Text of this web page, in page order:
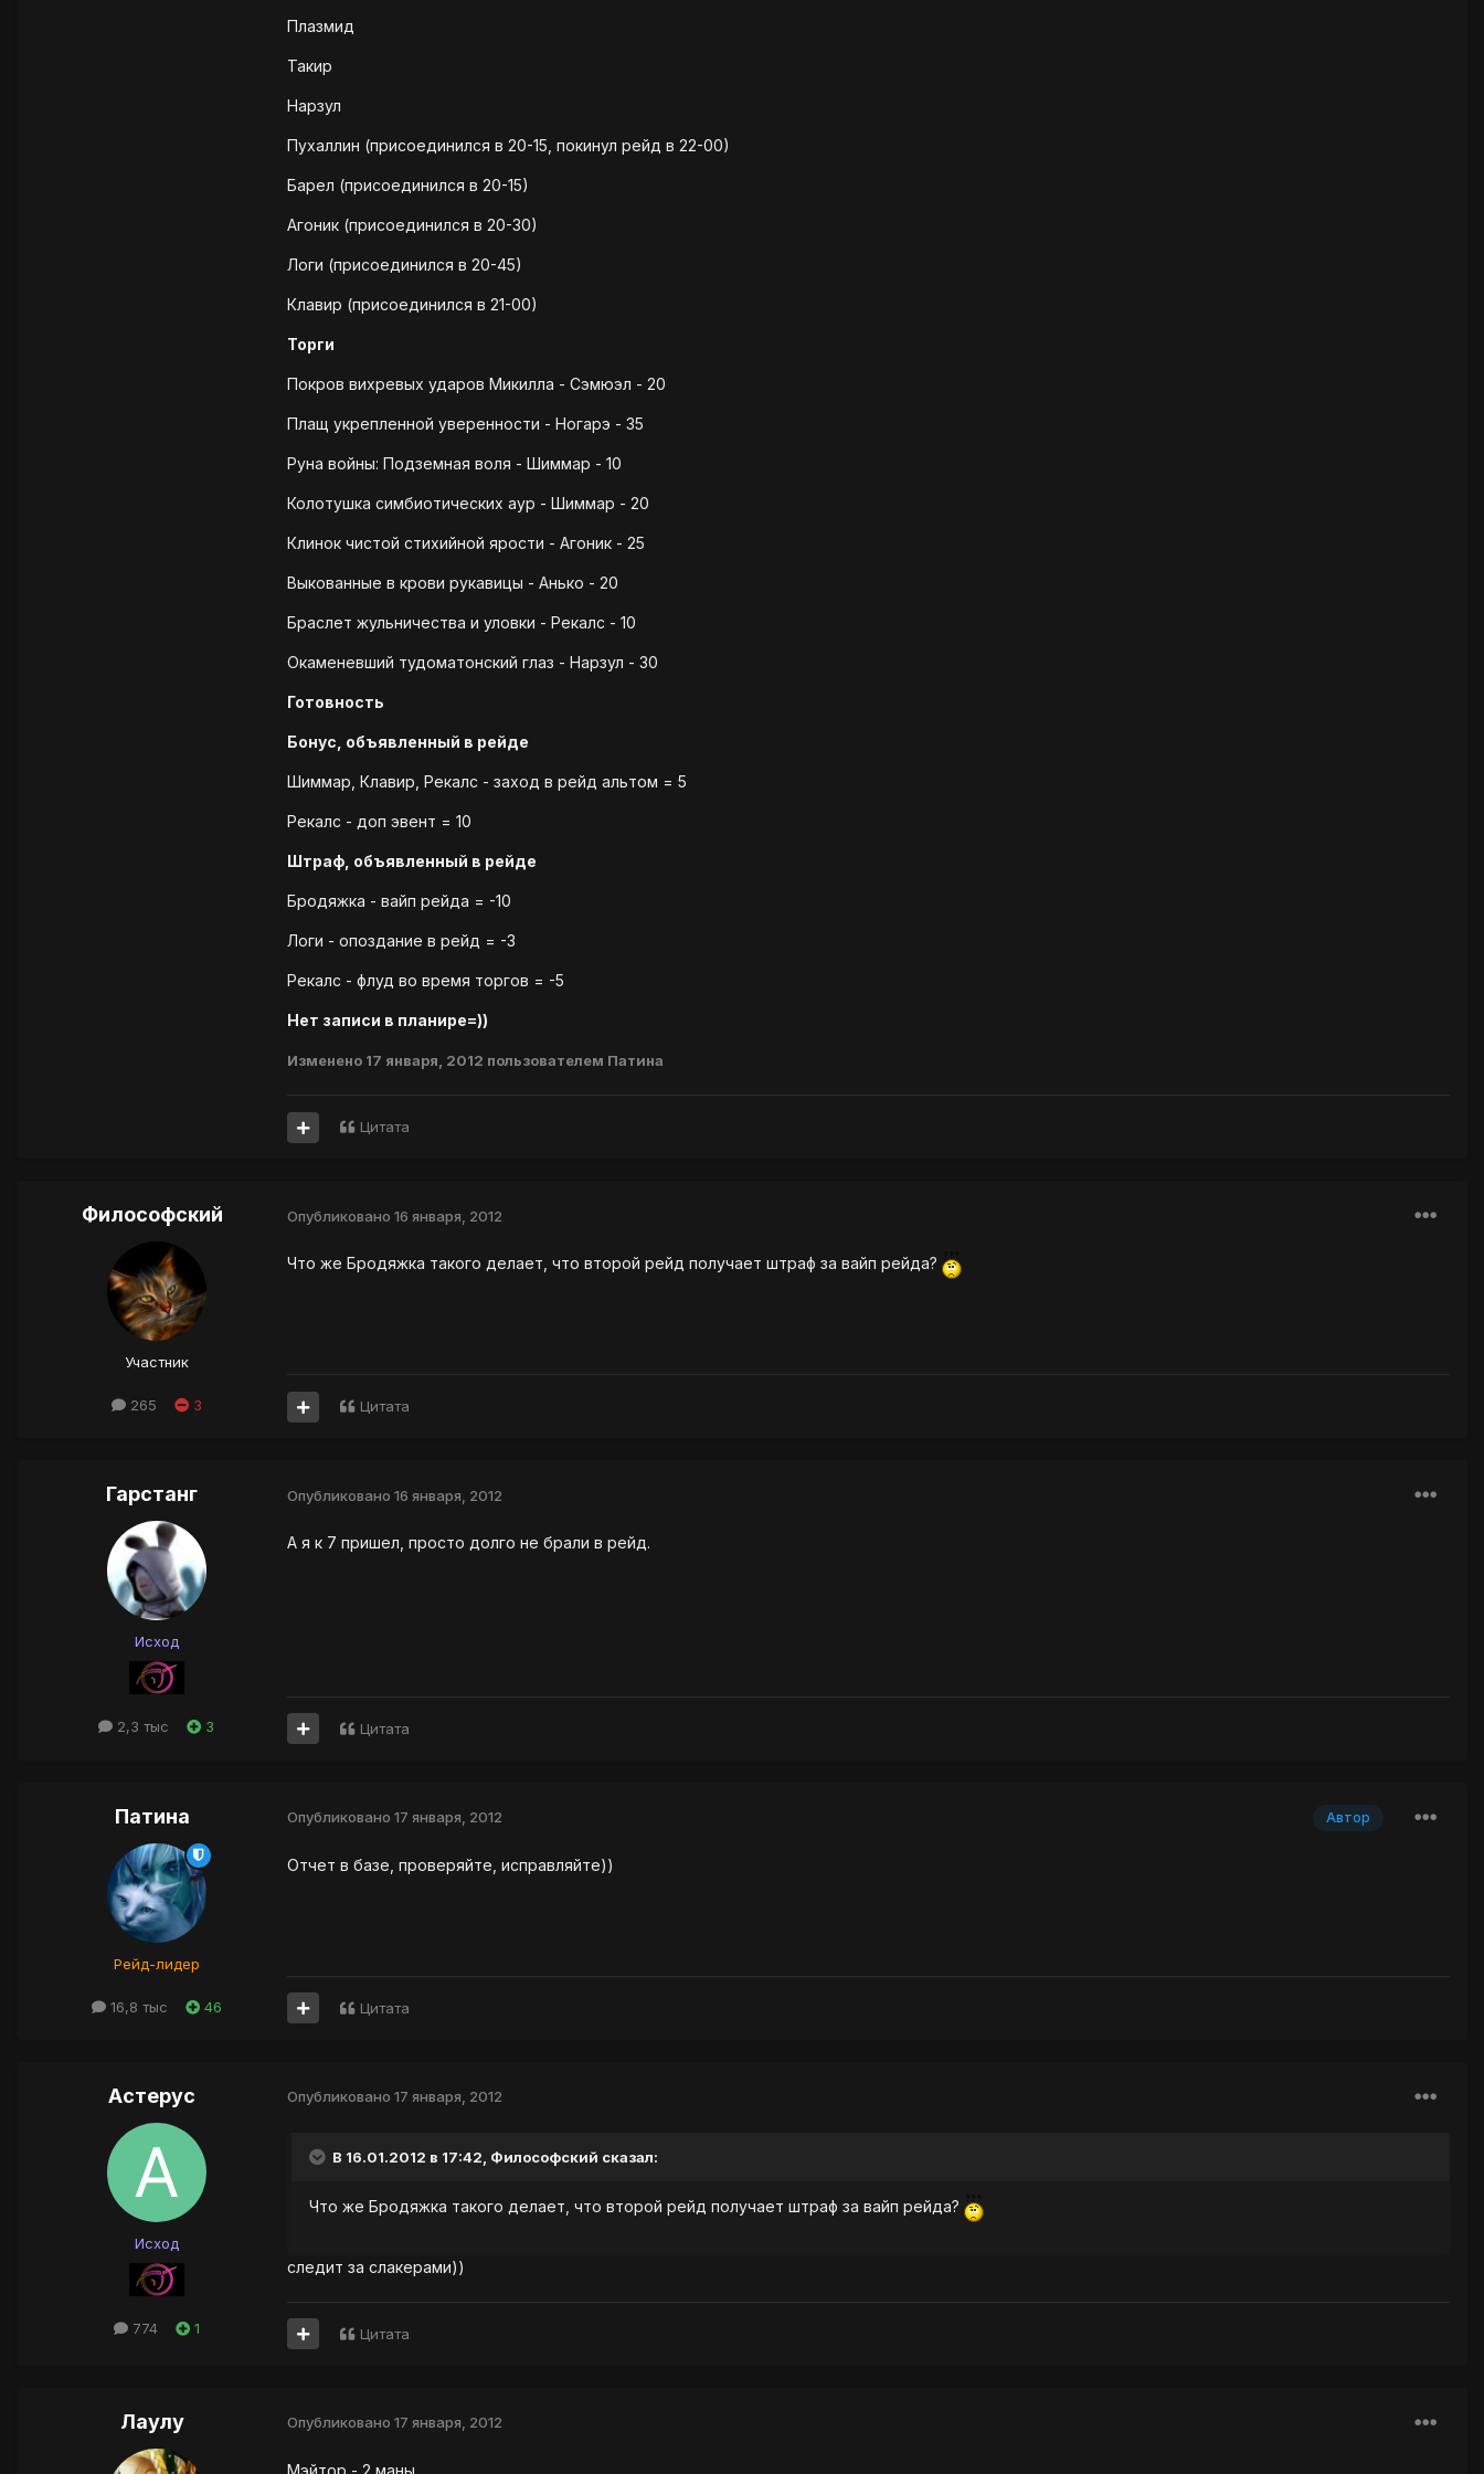
Плазмид
Такир
Нарзул
Пухаллин (присоединился в 20-15, покинул рейд в 22-00)
Барел (присоединился в 20-15)
Агоник (присоединился в 20-30)
Логи (присоединился в 20-45)
Клавир (присоединился в 21-00)
Торги
Покров вихревых ударов Микилла - Сэмюэл - 20
Плащ укрепленной уверенности - Ногарэ - 35
Руна войны: Подземная воля - Шиммар - 10
Колотушка симбиотических аур - Шиммар - 20
Клинок чистой стихийной ярости - Агоник - 25
Выкованные в крови рукавицы - Анько - 20
Браслет жульничества и уловки - Рекалс - 10
Окаменевший тудоматонский глаз - Нарзул - 30
Готовность
Бонус, объявленный в рейде
Шиммар, Клавир, Рекалс - заход в рейд альтом = 5
Рекалс - доп эвент = 10
Штраф, объявленный в рейде
Бродяжка - вайп рейда = -10
Логи - опоздание в рейд = -3
Рекалс - флуд во время торгов = -5
Нет записи в планире=))
Изменено 17 января, 2012 пользователем Патина
Цитата
Философский
Участник
265 3
Опубликовано 16 января, 2012
Что же Бродяжка такого делает, что второй рейд получает штраф за вайп рейда?
Цитата
Гарстанг
Исход
2,3 тыс 3
Опубликовано 16 января, 2012
А я к 7 пришел, просто долго не брали в рейд.
Цитата
Патина
Рейд-лидер
16,8 тыс 46
Автор
Опубликовано 17 января, 2012
Отчет в базе, проверяйте, исправляйте))
Цитата
Астерус
Исход
774 1
Опубликовано 17 января, 2012
В 16.01.2012 в 17:42, Философский сказал:
Что же Бродяжка такого делает, что второй рейд получает штраф за вайп рейда?
следит за слакерами))
Цитата
Лаулу Опубликовано 17 января, 2012
Мэйтор - 2 маны